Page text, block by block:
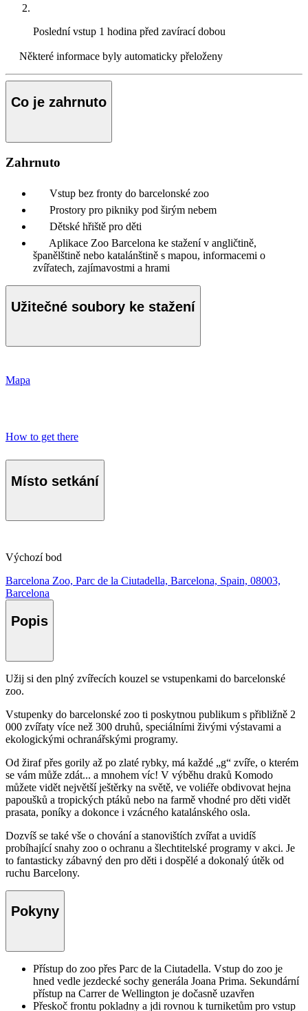
Poslední vstup 1 hodina před zavírací dobou
Některé informace byly automaticky přeloženy
Co je zahrnuto
Zahrnuto
Vstup bez fronty do barcelonské zoo
Prostory pro pikniky pod širým nebem
Dětské hřiště pro děti
Aplikace Zoo Barcelona ke stažení v angličtině,
španělštině nebo katalánštině s mapou, informacemi o
zvířatech, zajímavostmi a hrami
Užitečné soubory ke stažení
Mapa
How to get there
Místo setkání
Výchozí bod
Barcelona Zoo, Parc de la Ciutadella, Barcelona, Spain, 08003,
Barcelona
Popis
Užij si den plný zvířecích kouzel se vstupenkami do barcelonské
zoo.
Vstupenky do barcelonské zoo ti poskytnou publikum s přibližně 2
000 zvířaty více než 300 druhů, speciálními živými výstavami a
ekologickými ochranářskými programy.
Od žiraf přes gorily až po zlaté rybky, má každé „g“ zvíře, o kterém
se vám může zdát... a mnohem víc! V výběhu draků Komodo
můžete vidět největší ještěrky na světě, ve voliéře obdivovat hejna
papoušků a tropických ptáků nebo na farmě vhodné pro děti vidět
prasata, poníky a dokonce i vzácného katalánského osla.
Dozvíš se také vše o chování a stanovištích zvířat a uvidíš
probíhající snahy zoo o ochranu a šlechtitelské programy v akci. Je
to fantasticky zábavný den pro děti i dospělé a dokonalý útěk od
ruchu Barcelony.
Pokyny
Přístup do zoo přes Parc de la Ciutadella. Vstup do zoo je
hned vedle jezdecké sochy generála Joana Prima. Sekundární
přístup na Carrer de Wellington je dočasně uzavřen
Přeskoč frontu pokladny a jdi rovnou k turniketům pro vstup